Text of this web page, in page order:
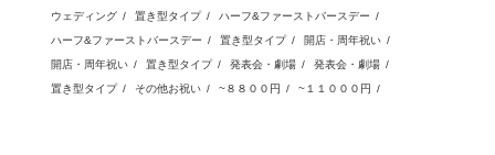
ウェディング / 置き型タイプ / ハーフ&ファーストバースデー /
ハーフ&ファーストバースデー / 置き型タイプ / 開店・周年祝い /
開店・周年祝い / 置き型タイプ / 発表会・劇場 / 発表会・劇場 /
置き型タイプ / その他お祝い / ~８８００円 / ~１１０００円 /